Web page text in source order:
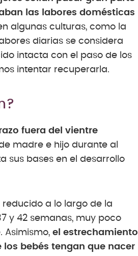
las labores domésticas
algunas culturas, como la
diarias se considera
intacta con el paso de los
intentar recuperarla.
fuera del vientre
madre e hijo durante al
sus bases en el desarrollo
a lo largo de la
y 42 semanas, muy poco
Asimismo, el estrechamiento
bebés tengan que nacer